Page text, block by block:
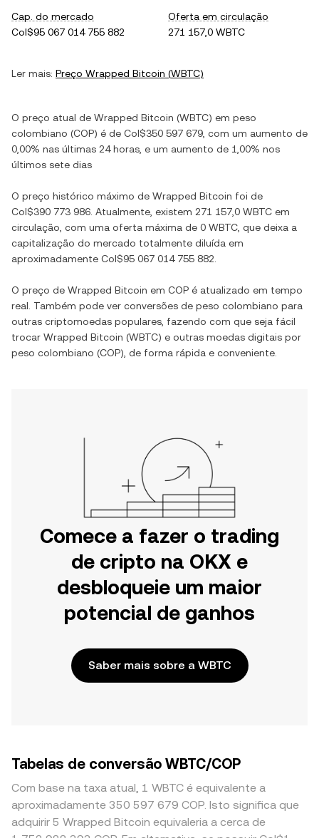
Cap. do mercado
Col$95 067 014 755 882
Oferta em circulação
271 157,0 WBTC
Ler mais: Preço Wrapped Bitcoin (WBTC)
O preço atual de Wrapped Bitcoin (WBTC) em peso
colombiano (COP) é de Col$350 597 679 , com um aumento de
0,00% nas últimas 24 horas, e um aumento de 1,00% nos
últimos sete dias
O preço histórico máximo de Wrapped Bitcoin foi de
Col$390 773 986 . Atualmente, existem 271 157,0 WBTC em
circulação, com uma oferta máxima de 0 WBTC , que deixa a
capitalização do mercado totalmente diluída em
aproximadamente Col$95 067 014 755 882
O preço de Wrapped Bitcoin em COP é atualizado em tempo
real. Também pode ver conversões de peso colombiano para
outras criptomoedas populares, fazendo com que seja fácil
trocar Wrapped Bitcoin (WBTC) e outras moedas digitais por
peso colombiano (COP), de forma rápida e conveniente.
Comece a fazer o trading
de cripto na OKX e
desbloqueie um maior
potencial de ganhos
Saber mais sobre a WBTC
Tabelas de conversão WBTC/COP
Com base na taxa atual, 1 WBTC é equivalente a
aproximadamente 350 597 679 COP. Isto significa que
adquirir 5 Wrapped Bitcoin equivaleria a cerca de